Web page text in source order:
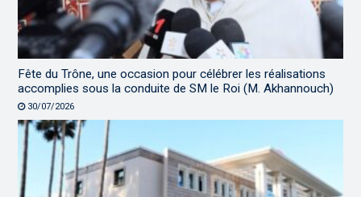
Fête du Trône, une occasion pour célébrer les réalisations
accomplies sous la conduite de SM le Roi (M. Akhannouch)
30/07/2026